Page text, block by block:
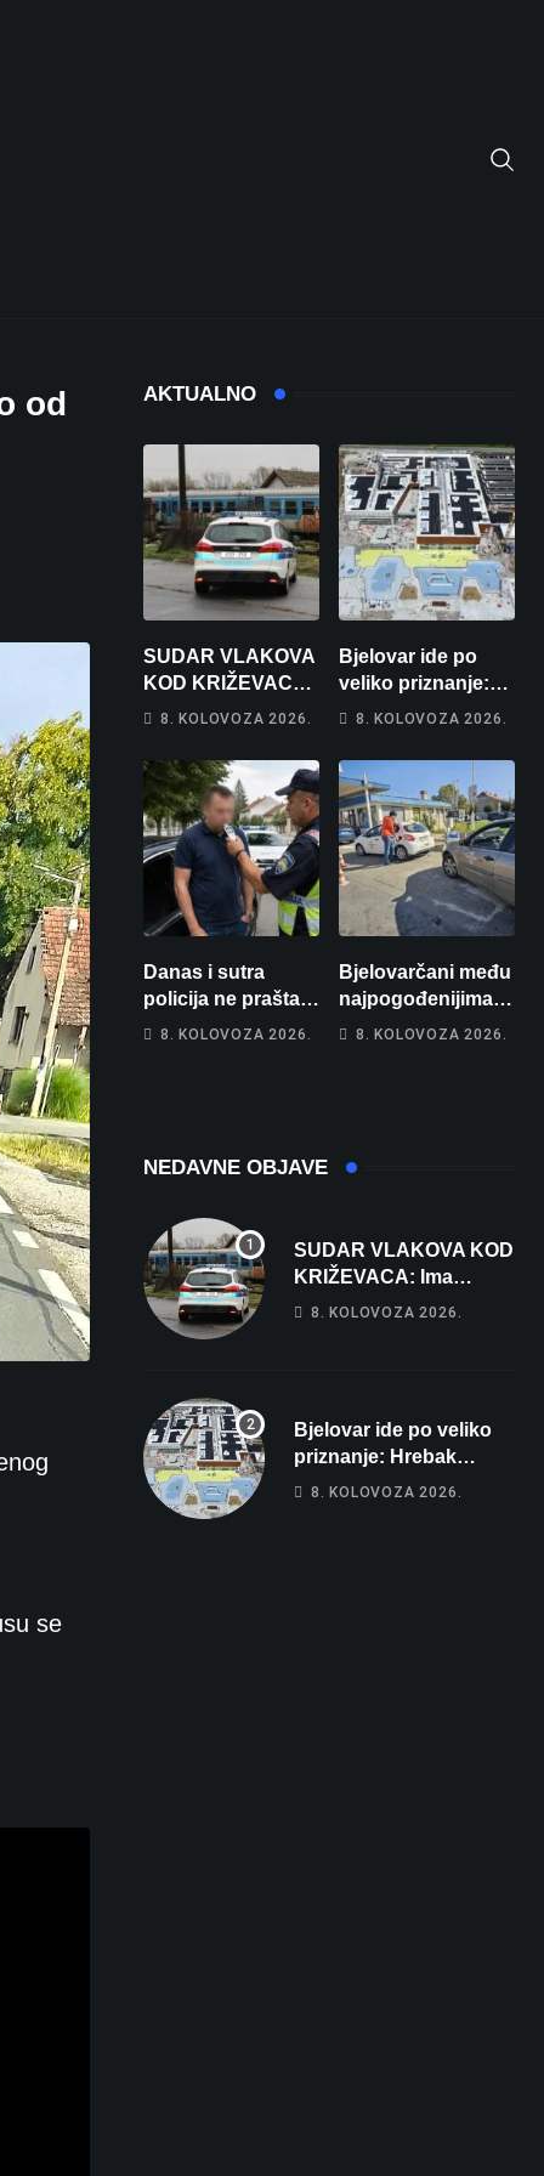
od
se
AKTUALNO
SUDAR VLAKOVA
KOD KRIŽEVACA:
Ima ozlijeđenih,
odvezena
helikopterom
8. KOLOVOZA 2026.
Bjelovar ide po
veliko priznanje:
Hrebak danas u
Wellovar za
domaćina
Europskog
prvenstva
8. KOLOVOZA 2026.
Danas i sutra
policija ne prašta:
Na cestama su
8. KOLOVOZA 2026.
Bjelovarčani među
najpogođenijima:
Gorivo im pojede
8. KOLOVOZA 2026.
NEDAVNE OBJAVE
SUDAR VLAKOVA KOD
KRIŽEVACA: Ima
ozlijeđenih, jedna
8. KOLOVOZA 2026.
Bjelovar ide po veliko
priznanje: Hrebak
danas u Parizu
8. KOLOVOZA 2026.